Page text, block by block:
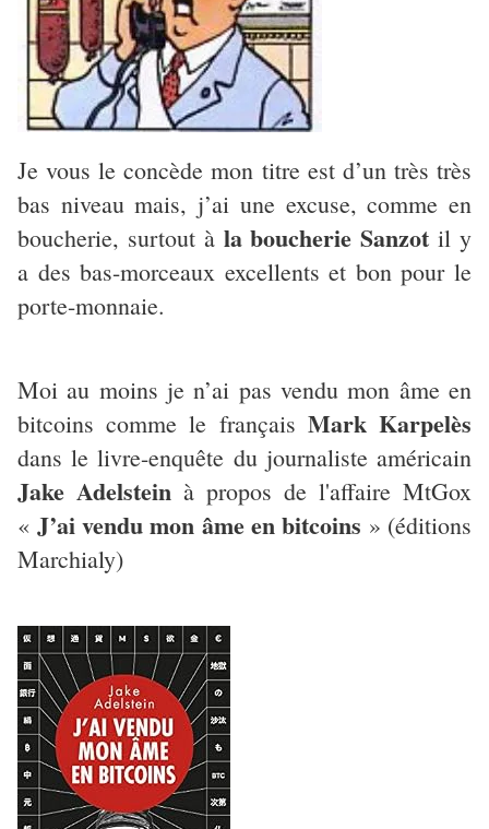
Je vous le concède mon titre est d’un très très
bas niveau mais, j’ai une excuse, comme en
boucherie, surtout à la boucherie Sanzot il y
a des bas-morceaux excellents et bon pour le
porte-monnaie.
Moi au moins je n’ai pas vendu mon âme en
bitcoins comme le français Mark Karpelès
dans le livre-enquête du journaliste américain
Jake Adelstein à propos de l'affaire MtGox
«J’ai vendu mon âme en bitcoins » (éditions
Marchialy)